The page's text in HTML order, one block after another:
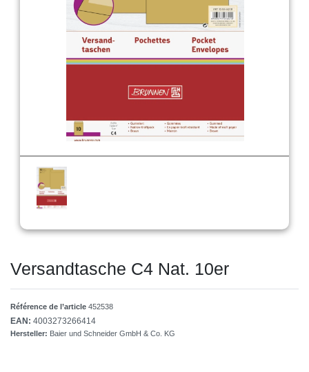
Versandtasche C4 Nat. 10er
Référence de l’article 452538
EAN: 4003273266414
Hersteller: Baier und Schneider GmbH & Co. KG